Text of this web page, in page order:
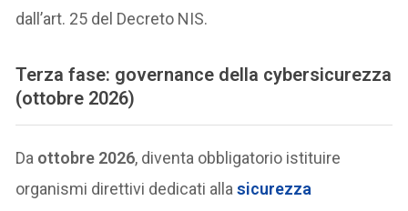
dall’art. 25 del Decreto NIS.
Terza fase: governance della cybersicurezza
(ottobre 2026)
Da ottobre 2026, diventa obbligatorio istituire
organismi direttivi dedicati allasicurezza